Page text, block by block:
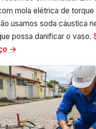
mola elétrica de
usamos soda cáustica
possa danificar o vaso.
→